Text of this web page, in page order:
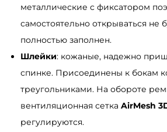
металлические с фиксатором
самостоятельно открываться не
полностью заполнен.
Шлейки: кожаные, надежно
спинке. Присоединены к бокам
треугольниками. На обороте
вентиляционная сетка AirMesh
регулируются.